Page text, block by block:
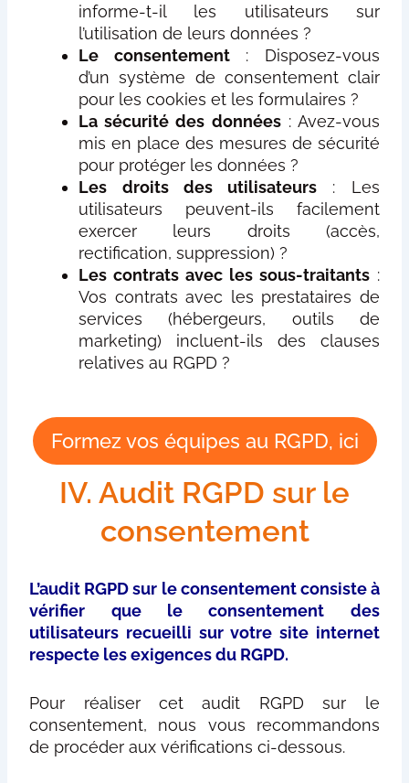
informe-t-il les utilisateurs sur
l’utilisation de leurs données ?
Le consentement: Disposez-vous
d’un système de consentement clair
pour les cookies et les formulaires ?
La sécurité des données: Avez-vous
mis en place des mesures de sécurité
pour protéger les données ?
Les droits des utilisateurs : Les
utilisateurs peuvent-ils facilement
exercer leurs droits (accès,
rectification, suppression) ?
Les contrats avec les sous-traitants:
Vos contrats avec les prestataires de
services (hébergeurs, outils de
marketing) incluent-ils des clauses
relatives au RGPD ?
Formez vos équipes au RGPD, ici
IV. Audit RGPD sur le
consentement
L’audit RGPD sur le consentement consiste à
vérifier que le consentement des
utilisateurs recueilli sur votre site internet
respecte les exigences du RGPD.
Pour réaliser cet audit RGPD sur le
consentement, nous vous recommandons
de procéder aux vérifications ci-dessous.